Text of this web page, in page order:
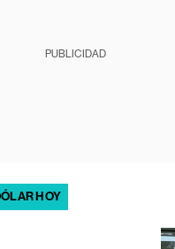
PUBLICIDAD
HOY